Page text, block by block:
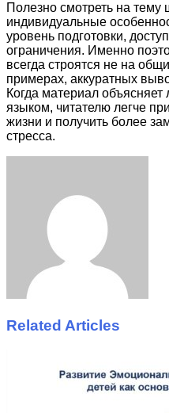
Полезно смотреть на тему
индивидуальные
уровень подготовки,
ограничения. Именно
всегда строятся не на
примерах, аккуратных
Когда материал объясняет
языком, читателю легче
жизни и получить более
стресса.
Related Articles